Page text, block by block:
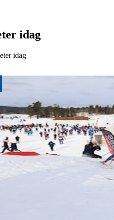
idag
idag